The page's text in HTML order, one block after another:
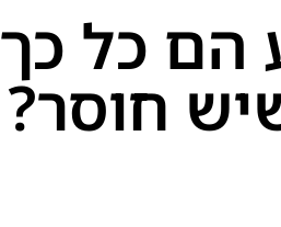
הם כל כך
חוסר?